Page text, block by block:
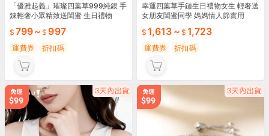
「優雅起義」璀璨四葉草999純銀 手
錬輕奢小眾精致送閨蜜 生日禮物
799~ 997
運費券 折扣碼
幸運四葉草手鏈生日禮物女生 輕奢送
女朋友閨蜜同學 媽媽情人節實用
1,613 ~ 1,723
運費券 折扣碼